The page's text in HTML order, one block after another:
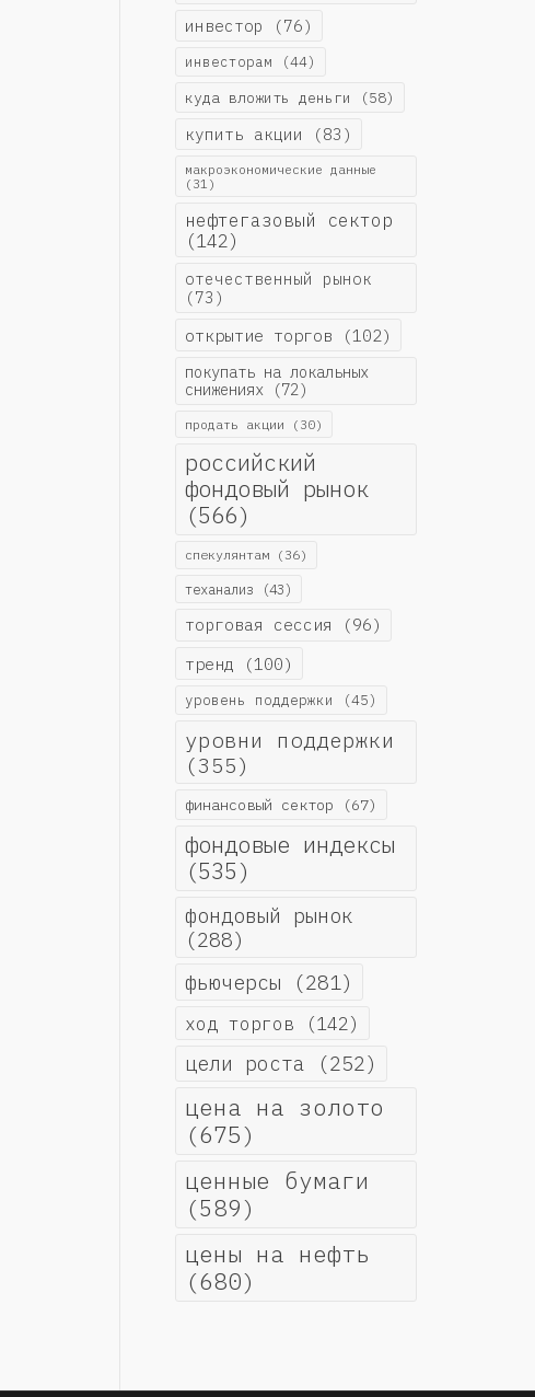
инвестор (76)
инвесторам (44)
куда вложить деньги (58)
купить акции (83)
макроэкономические данные
(31)
нефтегазовый сектор
(142)
отечественный рынок
(73)
открытие торгов (102)
покупать на локальных
снижениях(72)
продать акции (30)
российский
фондовый рынок
(566)
спекулянтам(36)
теханализ (43)
торговая сессия (96)
тренд (100)
уровень поддержки (45)
уровни поддержки
(355)
финансовый сектор (67)
фондовые индексы
(535)
фондовый рынок
(288)
фьючерсы (281)
ход торгов (142)
цели роста (252)
цена на золото
(675)
ценные бумаги
(589)
цены на нефть
(680)